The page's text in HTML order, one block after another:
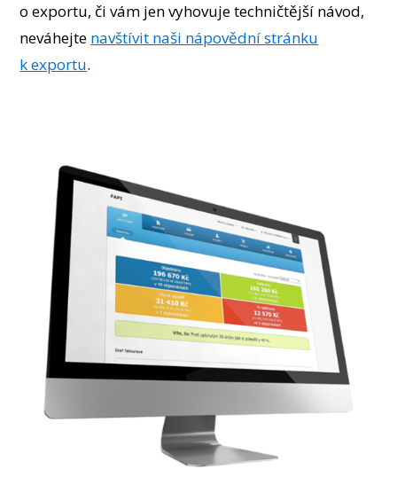
o exportu, či vám jen vyhovuje techničtější návod,
neváhejte navštívit naši nápovědní stránku
k exportu.